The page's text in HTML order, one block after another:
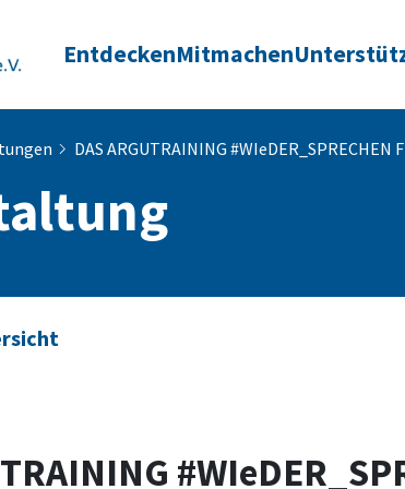
EntdeckenMitmachen
DAS ARGUTRAINING #WIeDER_SPRECHEN